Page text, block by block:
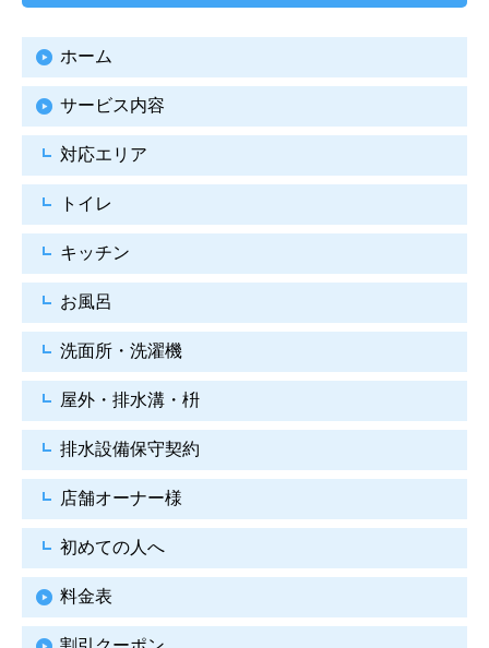
ホーム
サービス内容
対応エリア
トイレ
キッチン
お風呂
洗面所・洗濯機
屋外・排水溝・枡
排水設備保守契約
店舗オーナー様
初めての人へ
料金表